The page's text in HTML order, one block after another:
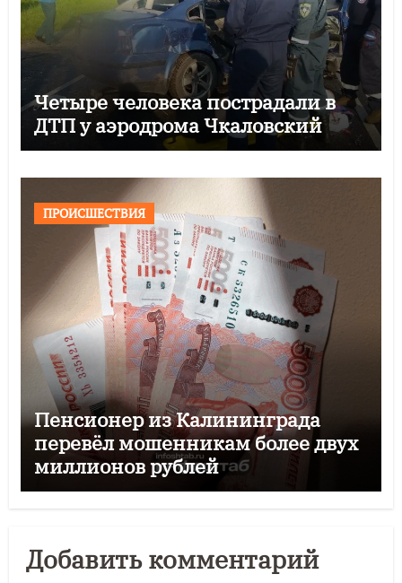
Четыре человека пострадали в
ДТП у аэродрома Чкаловский
ПРОИСШЕСТВИЯ
Пенсионер из Калининграда
перевёл мошенникам более двух
миллионов рублей
Добавить комментарий